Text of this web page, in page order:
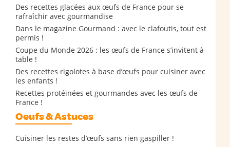
Des recettes glacées aux œufs de France pour se
rafraîchir avec gourmandise
Dans le magazine Gourmand : avec le clafoutis, tout est
permis !
Coupe du Monde 2026 : les œufs de France s’invitent à
table !
Des recettes rigolotes à base d’œufs pour cuisiner avec
les enfants !
Recettes protéinées et gourmandes avec les œufs de
France !
Oeufs & Astuces
Cuisiner les restes d’œufs sans rien gaspiller !